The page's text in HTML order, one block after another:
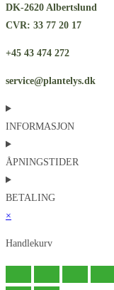
DK-2620 Albertslund
CVR: 33 77 20 17
+45 43 474 272
service@plantelys.dk
INFORMASJON
ÅPNINGSTIDER
BETALING
×
Handlekurv